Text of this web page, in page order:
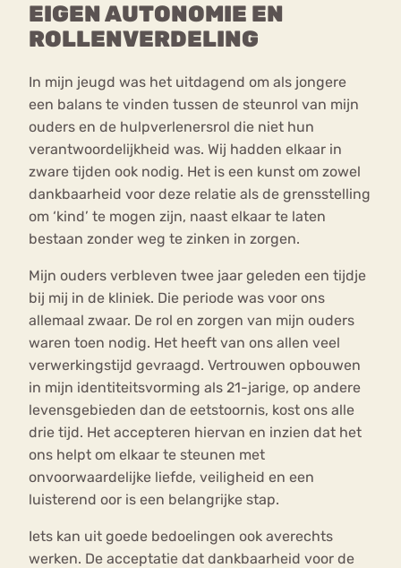
EIGEN AUTONOMIE EN
ROLLENVERDELING
In mijn jeugd was het uitdagend om als jongere
een balans te vinden tussen de steunrol van mijn
ouders en de hulpverlenersrol die niet hun
verantwoordelijkheid was. Wij hadden elkaar in
zware tijden ook nodig. Het is een kunst om zowel
dankbaarheid voor deze relatie als de grensstelling
om ‘kind’ te mogen zijn, naast elkaar te laten
bestaan zonder weg te zinken in zorgen.
Mijn ouders verbleven twee jaar geleden een tijdje
bij mij in de kliniek. Die periode was voor ons
allemaal zwaar. De rol en zorgen van mijn ouders
waren toen nodig. Het heeft van ons allen veel
verwerkingstijd gevraagd. Vertrouwen opbouwen
in mijn identiteitsvorming als 21-jarige, op andere
levensgebieden dan de eetstoornis, kost ons alle
drie tijd. Het accepteren hiervan en inzien dat het
ons helpt om elkaar te steunen met
onvoorwaardelijke liefde, veiligheid en een
luisterend oor is een belangrijke stap.
Iets kan uit goede bedoelingen ook averechts
werken. De acceptatie dat dankbaarheid voor de